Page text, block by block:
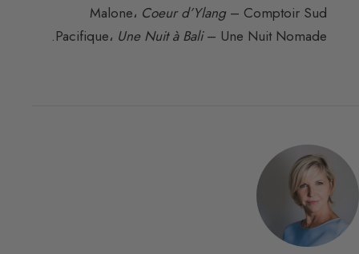
Malone، Coeur d’Ylang– Comptoir Sud
Pacifique، Une Nuit à Bali– Une Nuit Nomade.